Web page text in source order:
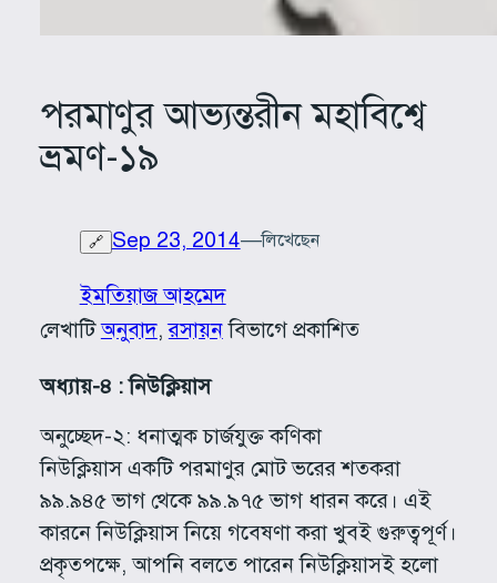
পরমাণুর আভ্যন্তরীন মহাবিশ্বে
ভ্রমণ-১৯
🔗 Sep 23, 2014—লিখেছেন
ইমতিয়াজ আহমেদ
লেখাটিঅনুবাদ, রসায়নবিভাগে প্রকাশিত
অধ্যায়-৪ : নিউক্লিয়াস
অনুচ্ছেদ-২: ধনাত্মক চার্জযুক্ত কণিকা
নিউক্লিয়াস একটি পরমাণুর মোট ভরের শতকরা
৯৯.৯৪৫ ভাগ থেকে ৯৯.৯৭৫ ভাগ ধারন করে। এই
কারনে নিউক্লিয়াস নিয়ে গবেষণা করা খুবই গুরুত্বপূর্ণ।
প্রকৃতপক্ষে, আপনি বলতে পারেন নিউক্লিয়াসই হলো